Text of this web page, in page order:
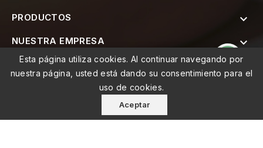
Esta página utiliza cookies. Al continuar navegando por
nuestra página, usted está dando su consentimiento para el
uso de cookies.
Aceptar
PRODUCTOS 
NUESTRA EMPRESA 
SUSCRÍBETE AL BOLETÍN 